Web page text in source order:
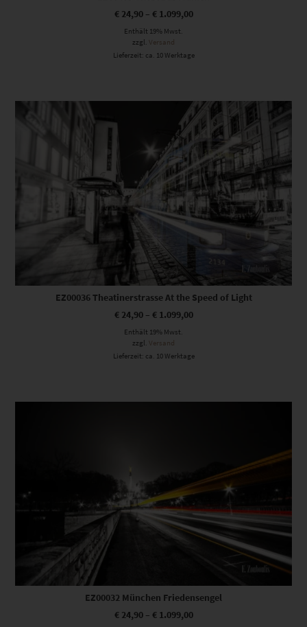
€24,90– €1.099,00
Enthält 19% Mwst.
zzgl. Versand
Lieferzeit: ca. 10 Werktage
Dieses Produkt weist mehrere Varianten auf. Die Optionen können auf der Produktseite gewählt werden
EZ00036 Theatinerstrasse At the Speed of Light
€24,90– €1.099,00
Enthält 19% Mwst.
zzgl.
Versand
Lieferzeit: ca. 10 Werktage
Dieses Produkt weist mehrere Varianten auf. Die Optionen können auf der Produktseite gewählt werden
EZ00032 München Friedensengel
€24,90– €1.099,00